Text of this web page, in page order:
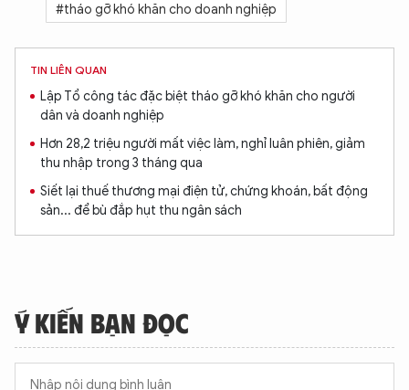
#tháo gỡ khó khăn cho doanh nghiệp
TIN LIÊN QUAN
Lập Tổ công tác đặc biệt tháo gỡ khó khăn cho người
dân và doanh nghiệp
Hơn 28,2 triệu người mất việc làm, nghỉ luân phiên, giảm
thu nhập trong 3 tháng qua
Siết lại thuế thương mại điện tử, chứng khoán, bất động
sản... để bù đắp hụt thu ngân sách
Ý KIẾN BẠN ĐỌC